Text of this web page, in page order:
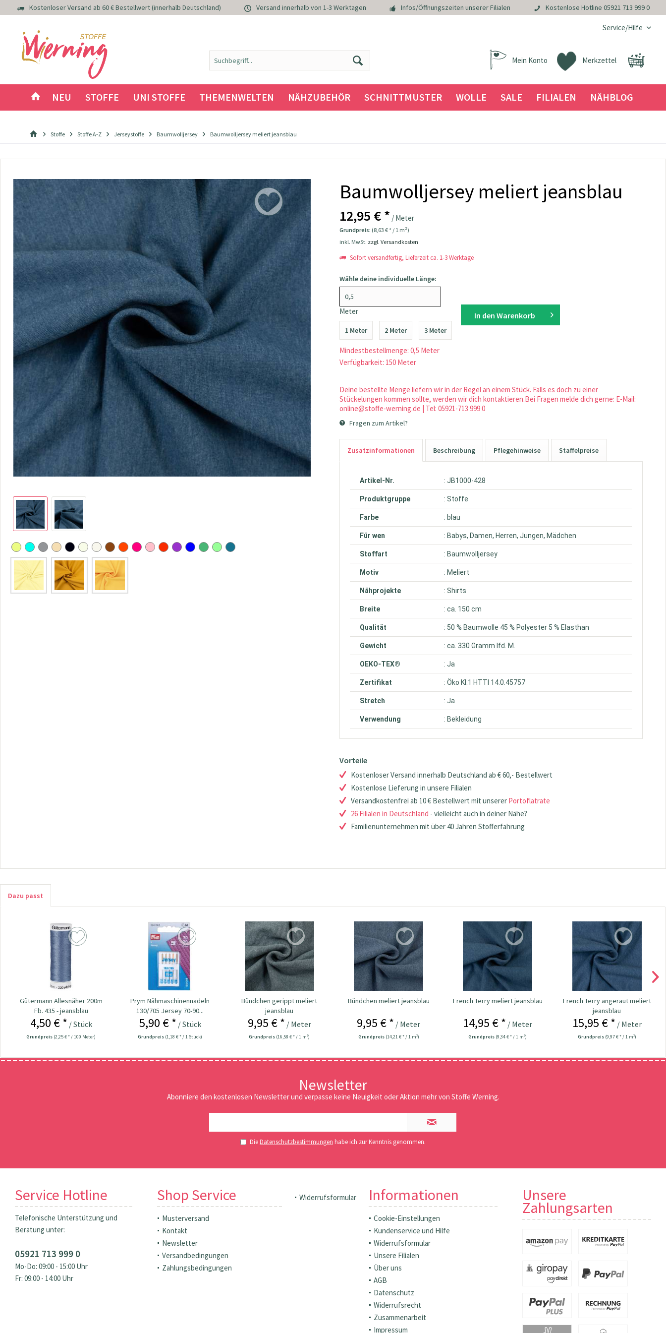
Kostenloser Versand ab 60 € Bestellwert (innerhalb Deutschland) Versand innerhalb von 1-3 Werktagen Infos/Öffnungszeiten unserer Filialen Kostenlose Hotline 05921 713 999 0
Service/Hilfe
Merkzettel
Mein Konto
NEU STOFFE UNI STOFFE THEMENWELTEN NÄHZUBEHÖR SCHNITTMUSTER WOLLE SALE FILIALEN NÄHBLOG
Stoffe Stoffe A-Z Jerseystoffe Baumwolljersey Baumwolljersey meliert jeansblau
Baumwolljersey meliert jeansblau
12,95 € * / Meter
Grundpreis: (8,63 € * / 1 m²)
inkl. MwSt. zzgl. Versandkosten
Sofort versandfertig, Lieferzeit ca. 1-3 Werktage
Wähle deine individuelle Länge:
Meter
1 Meter 2 Meter 3 Meter
Mindestbestellmenge: 0,5 Meter
Verfügbarkeit: 150 Meter
In den Warenkorb
Deine bestellte Menge liefern wir in der Regel an einem Stück. Falls es doch zu einer
Stückelungen kommen sollte, werden wir dich kontaktieren.Bei Fragen melde dich gerne: E-Mail:
online@stoffe-werning.de | Tel: 05921-713 999 0
Fragen zum Artikel?
Zusatzinformationen Beschreibung Pflegehinweise Staffelpreise
Artikel-Nr. : JB1000-428
Produktgruppe : Stoffe
Farbe : blau
Für wen : Babys, Damen, Herren, Jungen, Mädchen
Stoffart : Baumwolljersey
Motiv : Meliert
Nähprojekte : Shirts
Breite : ca. 150 cm
Qualität : 50 % Baumwolle 45 % Polyester 5 % Elasthan
Gewicht : ca. 330 Gramm lfd. M.
OEKO-TEX® : Ja
Zertifikat : Öko Kl.1 HTTI 14.0.45757
Stretch : Ja
Verwendung : Bekleidung
Vorteile
Kostenloser Versand innerhalb Deutschland ab € 60,- Bestellwert
Kostenlose Lieferung in unsere Filialen
Versandkostenfrei ab 10 € Bestellwert mit unserer Portoflatrate
26 Filialen in Deutschland - vielleicht auch in deiner Nähe?
Familienunternehmen mit über 40 Jahren Stofferfahrung
Dazu passt
Gütermann Allesnäher 200m
Fb. 435 - jeansblau
4,50 € * / Stück
Grundpreis (2,25 € * / 100 Meter)
Prym Nähmaschinennadeln
130/705 Jersey 70-90...
5,90 € * / Stück
Grundpreis (1,18 € * / 1 Stück)
Bündchen gerippt meliert
jeansblau
9,95 € * / Meter
Grundpreis (16,58 € * / 1 m²)
Bündchen meliert jeansblau
9,95 € * / Meter
Grundpreis (14,21 € * / 1 m²)
French Terry meliert jeansblau
14,95 € * / Meter
Grundpreis (9,34 € * / 1 m²)
French Terry angeraut meliert
jeansblau
15,95 € * / Meter
Grundpreis (9,97 € * / 1 m²)
Newsletter
Abonniere den kostenlosen Newsletter und verpasse keine Neuigkeit oder Aktion mehr von Stoffe Werning.
DieDatenschutzbestimmungen habe ich zur Kenntnis genommen.
Service Hotline
Telefonische Unterstützung und
Beratung unter:
05921 713 999 0
Mo-Do: 09:00 - 15:00 Uhr
Fr: 09:00 - 14:00 Uhr
Shop Service
Musterversand
Kontakt
Newsletter
Versandbedingungen
Zahlungsbedingungen
Widerrufsformular Informationen
Cookie-Einstellungen
Kundenservice und Hilfe
Widerrufsformular
Unsere Filialen
Über uns
AGB
Datenschutz
Widerrufsrecht
Zusammenarbeit
Impressum
Unsere
Zahlungsarten